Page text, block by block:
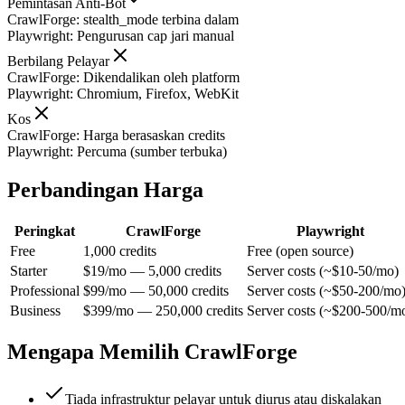
Pemintasan Anti-Bot
CrawlForge: stealth_mode terbina dalam
Playwright: Pengurusan cap jari manual
Berbilang Pelayar
CrawlForge: Dikendalikan oleh platform
Playwright: Chromium, Firefox, WebKit
Kos
CrawlForge: Harga berasaskan credits
Playwright: Percuma (sumber terbuka)
Perbandingan Harga
Peringkat CrawlForge
Playwright
Free
1,000 credits
Free (open source)
Starter
$19/mo — 5,000 credits
Server costs (~$10-50/mo)
Professional $99/mo — 50,000 credits
Server costs (~$50-200/mo)
Business
$399/mo — 250,000 credits Server costs (~$200-500/
Mengapa Memilih CrawlForge
Tiada infrastruktur pelayar untuk diurus atau diskalakan